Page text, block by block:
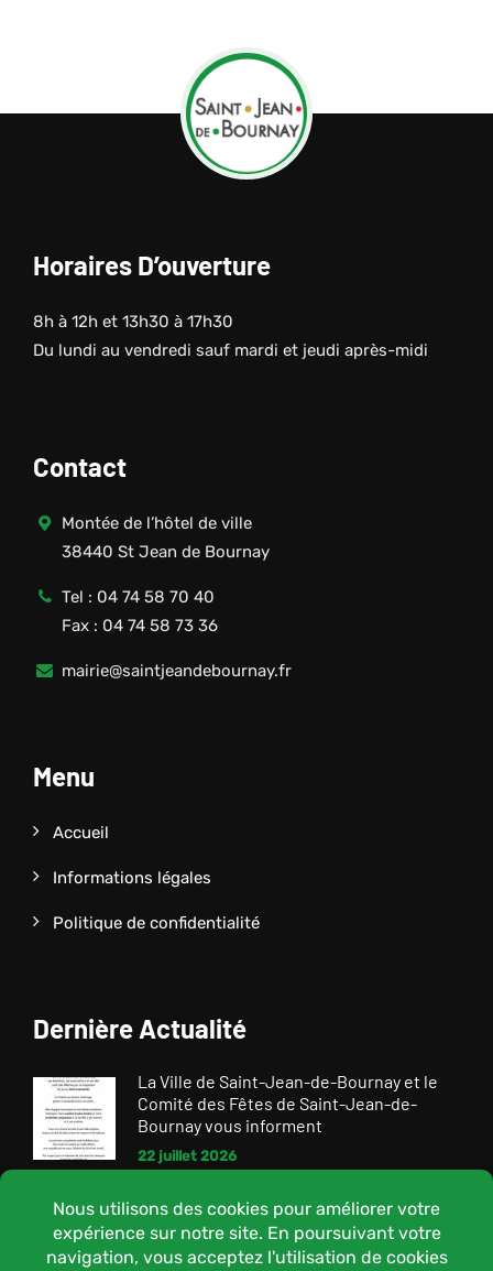
Horaires D’ouverture
8h à 12h et 13h30 à 17h30
Du lundi au vendredi sauf mardi et jeudi après-midi
Contact
Montée de l’hôtel de ville
38440 St Jean de Bournay
Tel : 04 74 58 70 40
Fax : 04 74 58 73 36
mairie@saintjeandebournay.fr
Menu
Accueil
Informations légales
Politique de confidentialité
Dernière Actualité
La Ville de Saint-Jean-de-Bournay et le
Comité des Fêtes de Saint-Jean-de-
Bournay vous informent
22 juillet 2026